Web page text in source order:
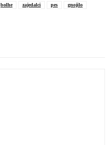
bolhe zajedalci pes
gnojilo